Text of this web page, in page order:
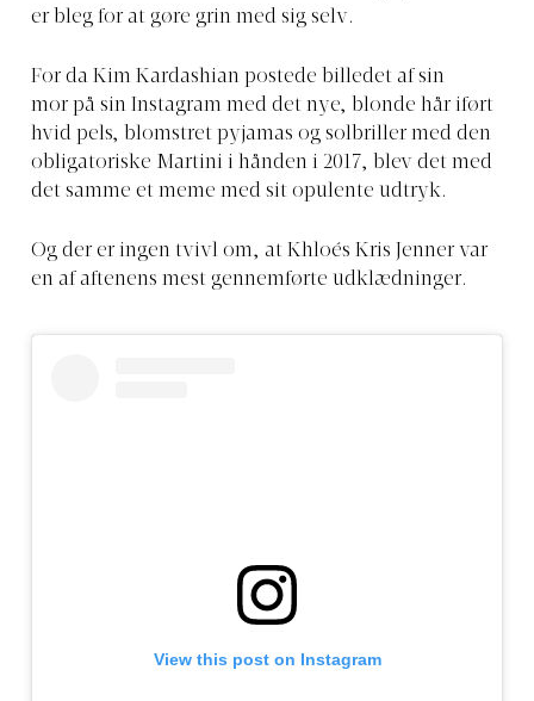
er bleg for at gøre grin med sig selv.
For da Kim Kardashian postede billedet af sin
mor på sin Instagram med det nye, blonde hår iført
hvid pels, blomstret pyjamas og solbriller med den
obligatoriske Martini i hånden i 2017, blev det med
det samme et meme med sit opulente udtryk.
Og der er ingen tvivl om, at Khloés Kris Jenner var
en af aftenens mest gennemførte udklædninger.
View this post on Instagram